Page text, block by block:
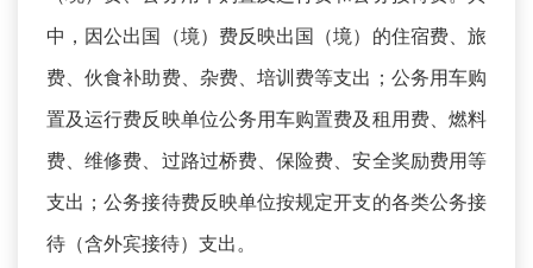
中，因公出国（境）费反映出国（境）的住宿费、旅
费、伙食补助费、杂费、培训费等支出；公务用车购
置及运行费反映单位公务用车购置费及租用费、燃料
费、维修费、过路过桥费、保险费、安全奖励费用等
支出；公务接待费反映单位按规定开支的各类公务接
待（含外宾接待）支出。